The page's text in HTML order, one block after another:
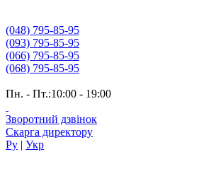
(048) 795-85-95
(093) 795-85-95
(066) 795-85-95
(068) 795-85-95
Пн. - Пт.:10:00 - 19:00
Зворотний дзвінок
Скарга директору
Ру | Укр